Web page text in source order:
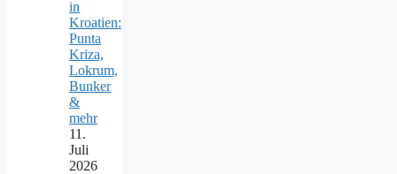
in
Kroatien:
Punta
Kriza,
Lokrum,
Bunker
&
mehr
11.
Juli
2026